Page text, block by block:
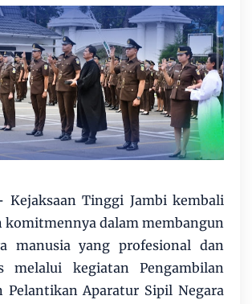
Kejaksaan Tinggi Jambi kembali
komitmennya dalam membangun
manusia yang profesional dan
melalui kegiatan Pengambilan
Pelantikan Aparatur Sipil Negara